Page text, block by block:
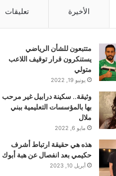
الأخيرة تعليقات
متتبعون للشأن الرياضي
يستنكرون قرار توقيف اللاعب
متولي
يونيو 19, 2022
وثيقة.. سكينة درابيل غير مرحب
بها بالمؤسسات التعليمية ببني
ملال
مايو 6, 2022
هذه هي حقيقة ارتباط أشرف
حكيمي بعد انفصال عن هبة أبوك
أبريل 10, 2023